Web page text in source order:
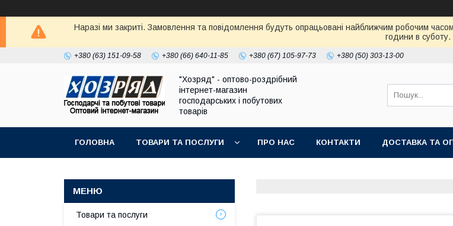
Наразі ми закриті. Замовлення та повідомлення будуть опрацьовані найближчим робочим
години в суботу.
+380 (63) 151-09-58 +380 (66) 640-11-85 +380 (67) 105-97-73 +380 (50) 303-13-00
"Хозряд" - оптово-роздрібний
інтернет-магазин
господарських і побутових
товарів
ГОЛОВНА ТОВАРИ ТА ПОСЛУГИ ПРО НАС КОНТАКТИ ДОСТАВКА ТА
Товари та послуги